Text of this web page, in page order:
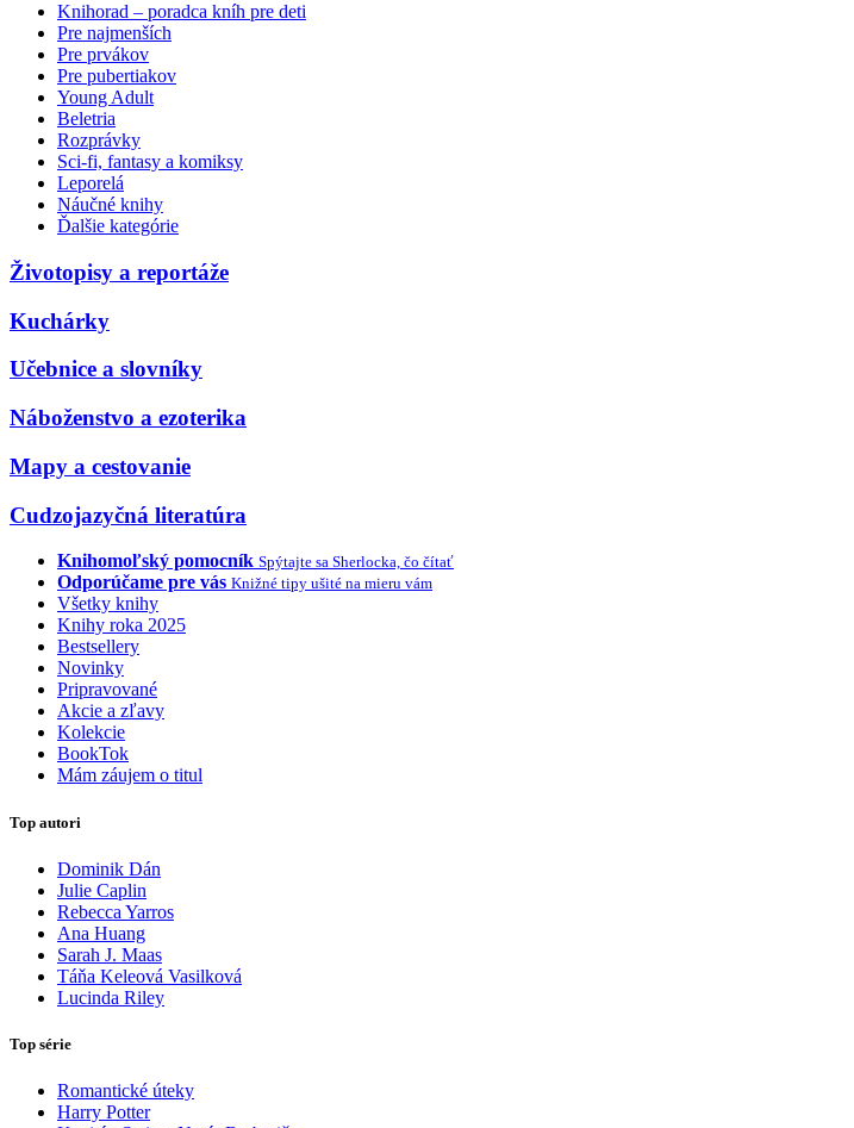
Knihorad – poradca kníh pre deti
Pre najmenších
Pre prvákov
Pre pubertiakov
Young Adult
Beletria
Rozprávky
Sci-fi, fantasy a komiksy
Leporelá
Náučné knihy
Ďalšie kategórie
Životopisy a reportáže
Kuchárky
Učebnice a slovníky
Náboženstvo a ezoterika
Mapy a cestovanie
Cudzojazyčná literatúra
Knihomoľský pomocník Spýtajte sa Sherlocka, čo čítať
Odporúčame pre vás Knižné tipy ušité na mieru vám
Všetky knihy
Knihy roka 2025
Bestsellery
Novinky
Pripravované
Akcie a zľavy
Kolekcie
BookTok
Mám záujem o titul
Top autori
Dominik Dán
Julie Caplin
Rebecca Yarros
Ana Huang
Sarah J. Maas
Táňa Keleová Vasilková
Lucinda Riley
Top série
Romantické úteky
Harry Potter